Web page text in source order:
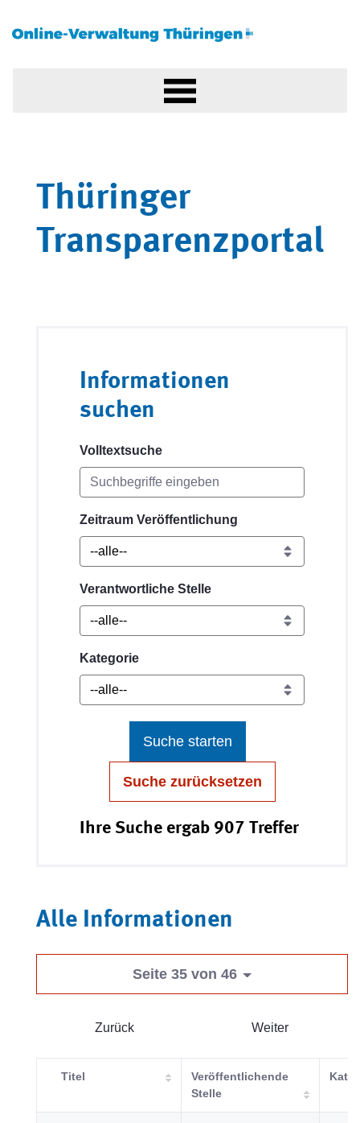
Thüringer
Transparenzportal
Informationen
suchen
Volltextsuche
Zeitraum Veröffentlichung
Verantwortliche Stelle
Kategorie
Suche starten
Suche zurücksetzen
Ihre Suche ergab 907 Treffer
Alle Informationen
Seite 35 von 46
Zurück Weiter
Titel
Veröffentlichende
Stelle